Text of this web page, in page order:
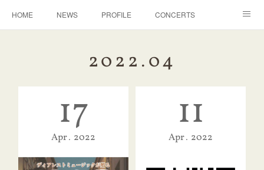
HOME NEWS PROFILE CONCERTS
2022 .04
17
Apr 2022
11
Apr 2022